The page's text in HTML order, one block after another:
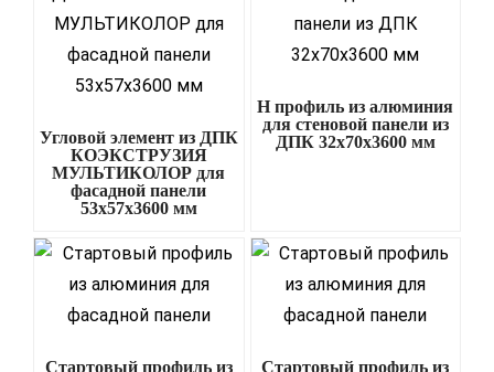
Угловой элемент из ДПК
КОЭКСТРУЗИЯ
МУЛЬТИКОЛОР для
фасадной панели
53х57х3600 мм
H профиль из алюминия
для стеновой панели из
ДПК 32х70х3600 мм
Стартовый профиль из Стартовый профиль из